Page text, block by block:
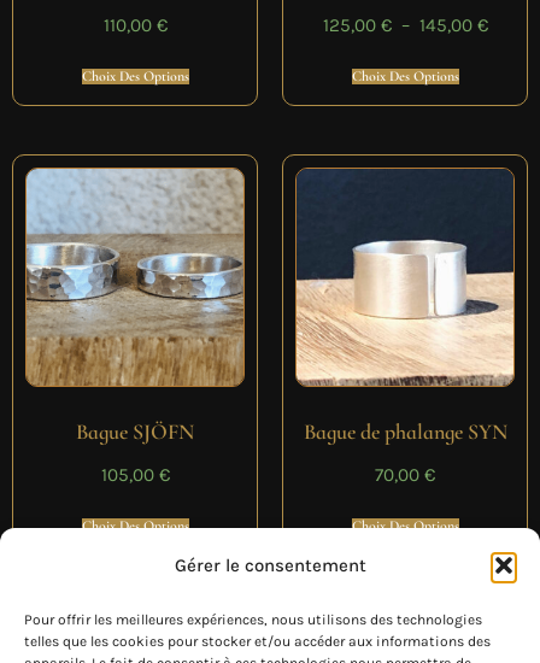
Gérer le consentement
Pour offrir les meilleures expériences, nous utilisons des technologies
telles que les cookies pour stocker et/ou accéder aux informations des
110,00 €
Choix Des Options
125,00 € – 145,00 €
Choix Des Options
Bague SJÖFN
105,00 €
Choix Des Options
Bague de phalange SYN
70,00 €
Choix Des Options